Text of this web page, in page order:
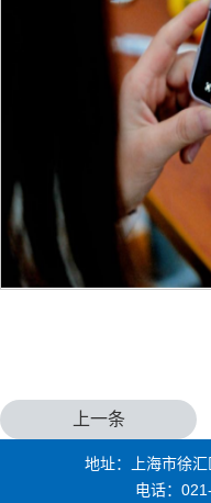
上一条
地址：上海市徐
电话：